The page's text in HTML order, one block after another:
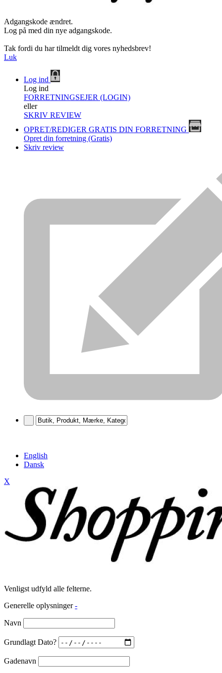
Adgangskode ændret.
Log på med din nye adgangskode.
Tak fordi du har tilmeldt dig vores nyhedsbrev!
Luk
Log ind
Log ind
FORRETNINGSEJER (LOGIN)
eller
SKRIV REVIEW
OPRET/REDIGER GRATIS DIN FORRETNING
Opret din forretning (Gratis)
Skriv review
English
Dansk
X
Venligst udfyld alle felterne.
Generelle oplysninger -
Navn
Grundlagt Dato?
Gadenavn